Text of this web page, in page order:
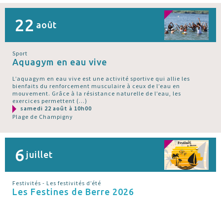
22 août
Sport
Aquagym en eau vive
L’aquagym en eau vive est une activité sportive qui allie les
bienfaits du renforcement musculaire à ceux de l’eau en
mouvement. Grâce à la résistance naturelle de l’eau, les
exercices permettent (…)
samedi 22 août à 10h00
Plage de Champigny
6 juillet
Festivités - Les festivités d’été
Les Festines de Berre 2026